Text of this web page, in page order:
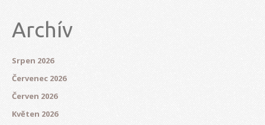
Archív
Srpen 2026
Červenec 2026
Červen 2026
Květen 2026